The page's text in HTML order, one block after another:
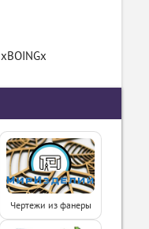
xBOINGx
Чертежи из фанеры